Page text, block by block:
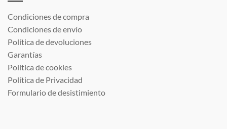
Condiciones de compra
Condiciones de envío
Política de devoluciones
Garantías
Política de cookies
Política de Privacidad
Formulario de desistimiento